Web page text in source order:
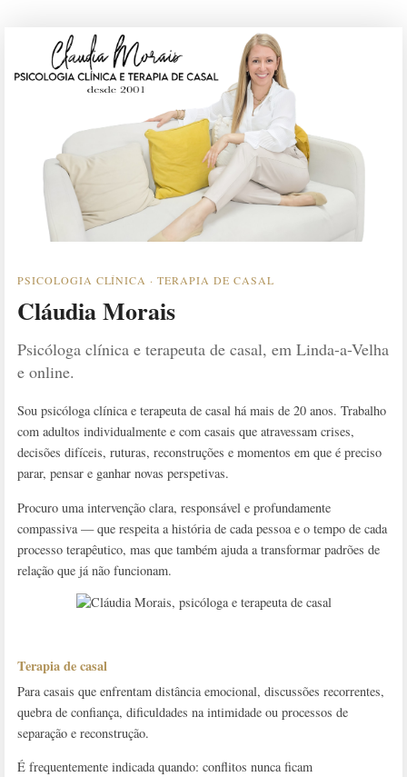
PSICOLOGIA CLÍNICA · TERAPIA DE CASAL
Cláudia Morais
Psicóloga clínica e terapeuta de casal, em Linda-a-Velha
e online.
Sou psicóloga clínica e terapeuta de casal há mais de 20 anos. Trabalho
com adultos individualmente e com casais que atravessam crises,
decisões difíceis, ruturas, reconstruções e momentos em que é preciso
parar, pensar e ganhar novas perspetivas.
Procuro uma intervenção clara, responsável e profundamente
compassiva — que respeita a história de cada pessoa e o tempo de cada
processo terapêutico, mas que também ajuda a transformar padrões de
relação que já não funcionam.
Terapia de casal
Para casais que enfrentam distância emocional, discussões recorrentes,
quebra de confiança, dificuldades na intimidade ou processos de
separação e reconstrução.
É frequentemente indicada quando: conflitos nunca ficam